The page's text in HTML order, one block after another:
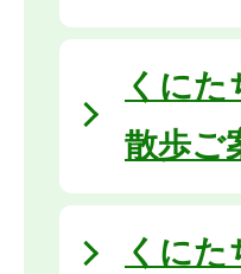
くに
散歩ご
くに